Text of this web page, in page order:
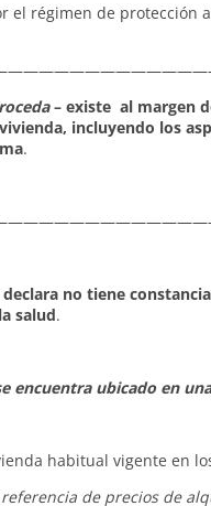
el régimen de
– existe al margen
incluyendo los
.
no tiene
salud.
encuentra ubicado en
habitual vigente en
de precios de